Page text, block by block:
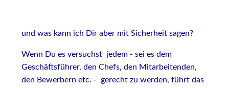
und was kann ich Dir aber mit Sicherheit sagen?
Wenn Du es versuchst jedem - sei es dem
Geschäftsführer, den Chefs, den Mitarbeitenden,
den Bewerbern etc. - gerecht zu werden, führt das